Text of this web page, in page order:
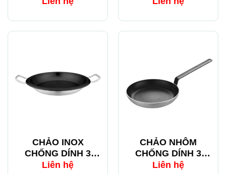
CHẢO INOX
CHỐNG DÍNH 3
ĐÁY 2 QUAI EAST
Liên hệ
CHẢO NHÔM
CHỐNG DÍNH 3
ĐÁY CÁN DẸT
Liên hệ